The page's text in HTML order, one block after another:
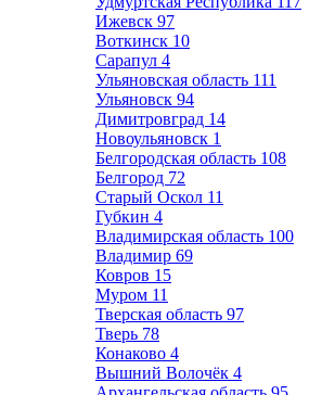
Ижевск 97
Воткинск 10
Сарапул 4
Ульяновская область 111
Ульяновск 94
Димитровград 14
Новоульяновск 1
Белгородская область 108
Белгород 72
Старый Оскол 11
Губкин 4
Владимирская область 100
Владимир 69
Ковров 15
Муром 11
Тверская область 97
Тверь 78
Конаково 4
Вышний Волочёк 4